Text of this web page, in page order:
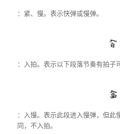
：紧、慢。表示快弹或慢弹。
：入拍。表示以下段落节奏有拍子
：入慢。表示此段进入慢弹，但此
同，不入拍。